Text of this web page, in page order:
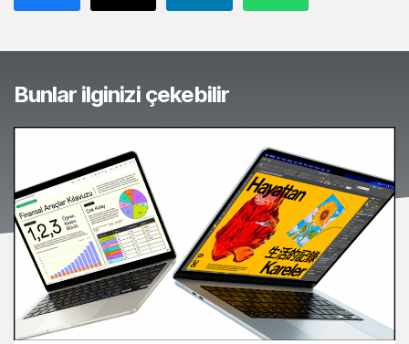
Bunlar ilginizi çekebilir